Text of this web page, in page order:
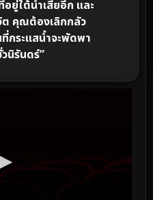
ยู่ใต้น้ำเสียอีก และ
คุณต้องเลิกกลัว
กระแสน้ำจะพัดพา
นิรันดร์”